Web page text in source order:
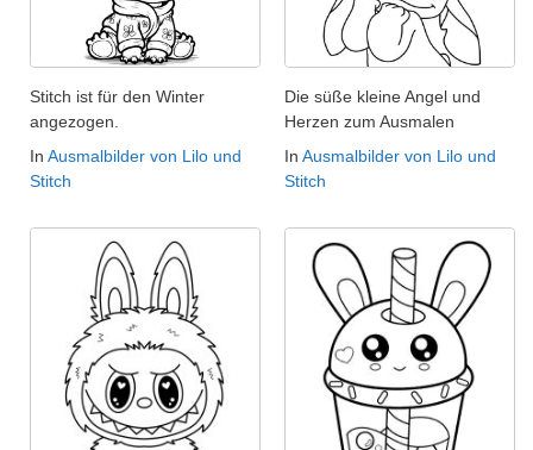
Stitch ist für den Winter
angezogen.
In Ausmalbilder von Lilo und
Stitch
Die süße kleine Angel und
Herzen zum Ausmalen
In Ausmalbilder von Lilo und
Stitch